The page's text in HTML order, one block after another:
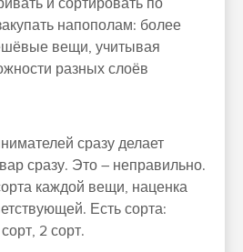
и сортировать по
напополам: более
вещи, учитывая
разных слоёв
сразу делает
сразу. Это – неправильно.
каждой вещи, наценка
Есть сорта:
2 сорт.